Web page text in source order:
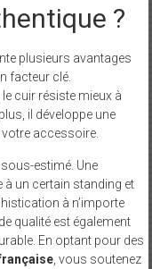
?
plusieurs avantages
facteur clé.
cuir résiste mieux à
il développe une
accessoire.
estimé. Une
à un certain standing et
à n’importe
qualité est également
En optant pour des
, vous soutenez